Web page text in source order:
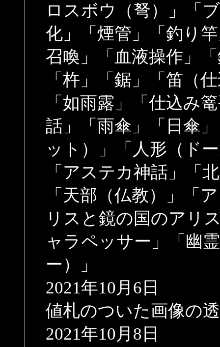
ロスボウ（弩）」「
化」「煙管」「釣り
召喚」「血液操作」
「杵」「鋸」「笛（
「如雨露」「仕込み
話」「雨傘」「日傘
ット）」「人形（ド
「アステカ神話」「
「天部（仏教）」「
リスと鏡の国のアリ
ャラペッサー」「幽
ー）」
2021年10月6日
値札のついた画像の
2021年10月8日